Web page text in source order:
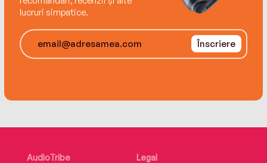
lucruri simpatice.
Înscriere
AudioTribe
Legal